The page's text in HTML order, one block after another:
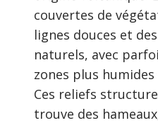
couvertes de
lignes douces et
naturels, avec
zones plus humides
Ces reliefs
trouve des